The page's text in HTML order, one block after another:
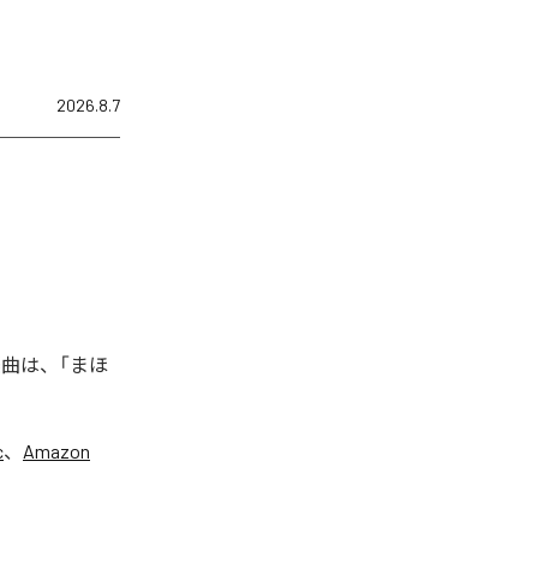
2026.8.7
は、「まほ
、 Amazon